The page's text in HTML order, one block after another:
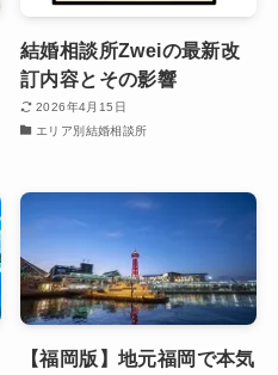
結婚相談所Zweiの最新改
訂内容とその影響
2026年4月15日
エリア別結婚相談所
【福岡版】地元福岡で本気